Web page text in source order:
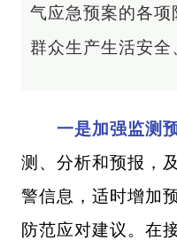
气应急预案的各
群众生产生活安全
一是加强监测
测、分析和预报，
警信息，适时增加
防范应对建议。在